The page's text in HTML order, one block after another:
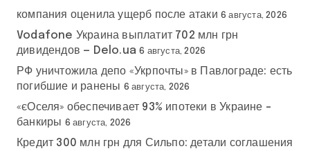
компания оценила ущерб после атаки 6 августа, 2026
Vodafone Украина выплатит 702 млн грн
дивидендов — Delo.ua 6 августа, 2026
РФ уничтожила депо «Укрпочты» в Павлограде: есть
погибшие и ранены 6 августа, 2026
«єОселя» обеспечивает 93% ипотеки в Украине –
банкиры 6 августа, 2026
Кредит 300 млн грн для Сильпо: детали соглашения